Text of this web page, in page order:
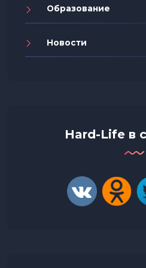
Образование
Новости
Hard-Life в